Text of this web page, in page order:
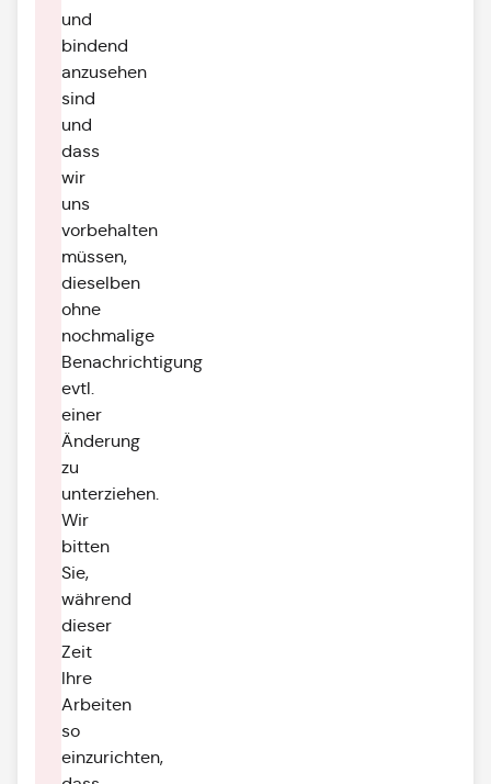
und
bindend
anzusehen
sind
und
dass
wir
uns
vorbehalten
müssen,
dieselben
ohne
nochmalige
Benachrichtigung
evtl.
einer
Änderung
zu
unterziehen.
Wir
bitten
Sie,
während
dieser
Zeit
Ihre
Arbeiten
so
einzurichten,